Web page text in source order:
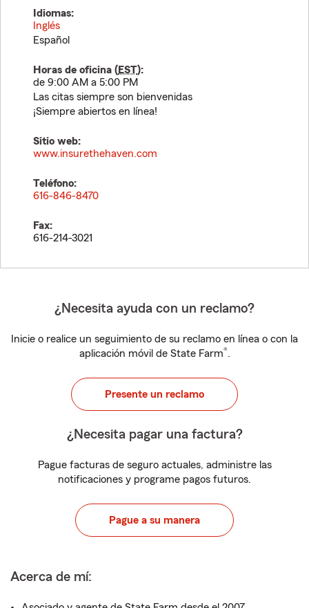
Idiomas:
Inglés
Español
Horas de oficina (EST):
de 9:00 AM a 5:00 PM
Las citas siempre son bienvenidas
¡Siempre abiertos en línea!
Sitio web:
www.insurethehaven.com
Teléfono:
616-846-8470
Fax:
616-214-3021
¿Necesita ayuda con un reclamo?
Inicie o realice un seguimiento de su reclamo en línea o con la
aplicación móvil de State Farm®.
Presente un reclamo
¿Necesita pagar una factura?
Pague facturas de seguro actuales, administre las
notificaciones y programe pagos futuros.
Pague a su manera
Acerca de mí: